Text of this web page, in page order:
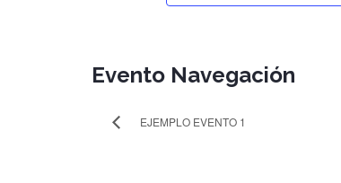
Evento Navegación
EJEMPLO EVENTO 1